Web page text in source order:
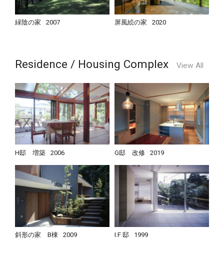
緑陰の家 2007 屏風絵の家 2020
Residence / Housing Complex View All
H邸 増築 2006 G邸 改修 2019
斜形の家 B棟 2009 I.F 邸 1999